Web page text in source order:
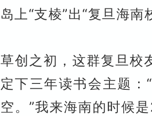
岛上“支棱”出“复旦海南
草创之初，这群复旦校
定下三年读书会主题
空。”我来海南的时候